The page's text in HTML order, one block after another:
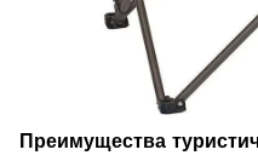
Преимущества